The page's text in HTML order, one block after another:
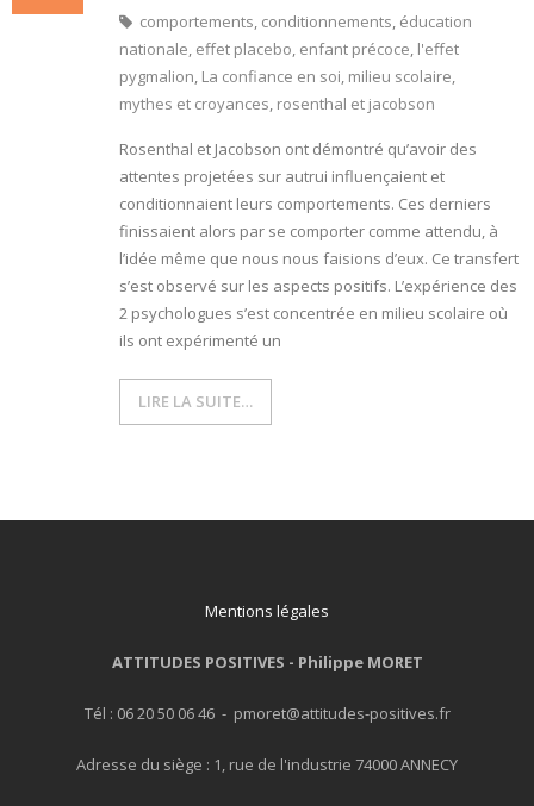
comportements, conditionnements, éducation
nationale, effet placebo, enfant précoce, l'effet
pygmalion, La confiance en soi, milieu scolaire,
mythes et croyances, rosenthal et jacobson
Rosenthal et Jacobson ont démontré qu’avoir des
attentes projetées sur autrui influençaient et
conditionnaient leurs comportements. Ces derniers
finissaient alors par se comporter comme attendu, à
l’idée même que nous nous faisions d’eux. Ce transfert
s’est observé sur les aspects positifs. L’expérience des
2 psychologues s’est concentrée en milieu scolaire où
ils ont expérimenté un
LIRE LA SUITE…
Mentions légales
ATTITUDES POSITIVES - Philippe MORET
Tél : 06 20 50 06 46 - pmoret@attitudes-positives.fr
Adresse du siège : 1, rue de l'industrie 74000 ANNECY